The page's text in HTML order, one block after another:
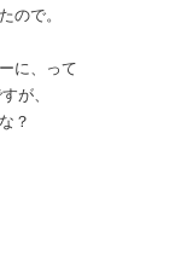
ので。
に、って
が、
？